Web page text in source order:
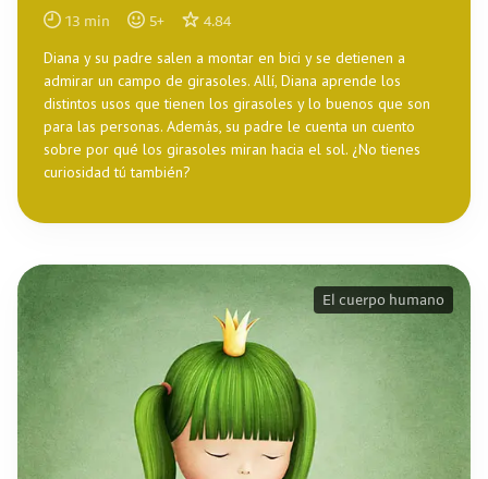
13 min 5+ 4.84
Diana y su padre salen a montar en bici y se detienen a
admirar un campo de girasoles. Allí, Diana aprende los
distintos usos que tienen los girasoles y lo buenos que son
para las personas. Además, su padre le cuenta un cuento
sobre por qué los girasoles miran hacia el sol. ¿No tienes
curiosidad tú también?
El cuerpo humano